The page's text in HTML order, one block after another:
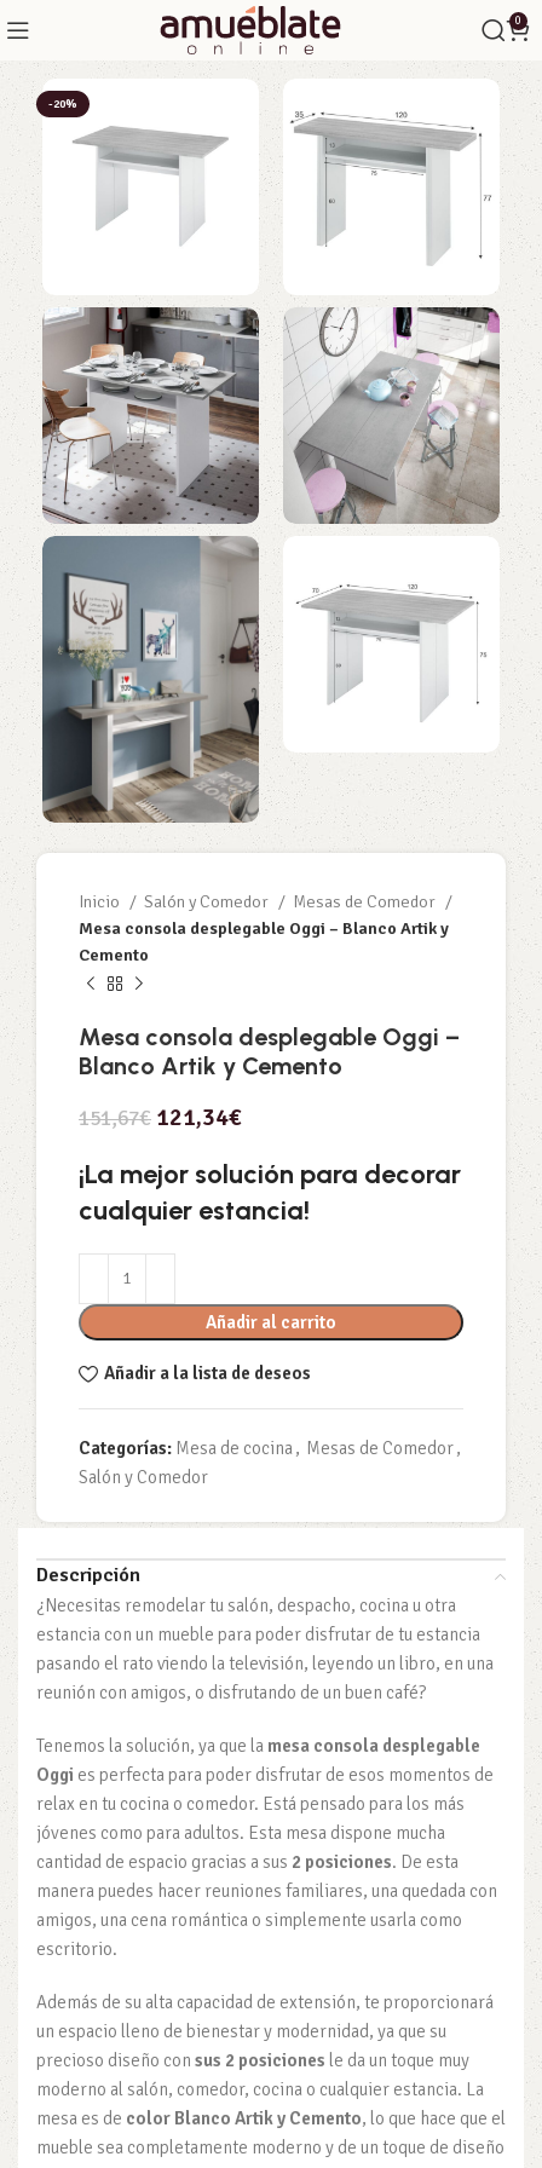
0
-20%
Inicio Salón y Comedor
Mesas de Comedor
Mesa consola desplegable Oggi – Blanco Artik y
Cemento
Mesa consola desplegable Oggi –
Blanco Artik y Cemento
151,67€ 121,34€
¡La mejor solución para decorar
cualquier estancia!
Añadir al carrito
Añadir a la lista de deseos
Categorías: Mesa de cocina, Mesas de Comedor,
Salón y Comedor
Descripción
¿Necesitas remodelar tu salón, despacho, cocina u otra
estancia con un mueble para poder disfrutar de tu estancia
pasando el rato viendo la televisión, leyendo un libro, en una
reunión con amigos, o disfrutando de un buen café?
Tenemos la solución, ya que la mesa consola desplegable
Oggi es perfecta para poder disfrutar de esos momentos de
relax en tu cocina o comedor. Está pensado para los más
jóvenes como para adultos. Esta mesa dispone mucha
cantidad de espacio gracias a sus 2 posiciones. De esta
manera puedes hacer reuniones familiares, una quedada con
amigos, una cena romántica o simplemente usarla como
escritorio.
Además de su alta capacidad de extensión, te proporcionará
un espacio lleno de bienestar y modernidad, ya que su
precioso diseño con sus 2 posiciones le da un toque muy
moderno al salón, comedor, cocina o cualquier estancia. La
mesa es de color Blanco Artik y Cemento, lo que hace que el
mueble sea completamente moderno y de un toque de diseño